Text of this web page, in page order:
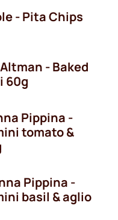
- Pita Chips
- Baked
60g
Pippina -
tomato &
Pippina -
basil & aglio